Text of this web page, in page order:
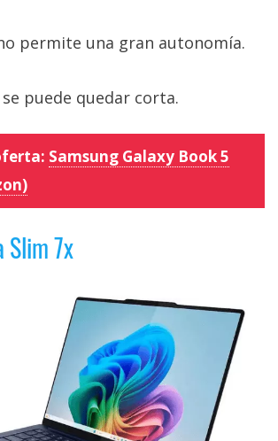
permite una gran autonomía.
puede quedar corta.
Samsung Galaxy Book 5
Slim 7x